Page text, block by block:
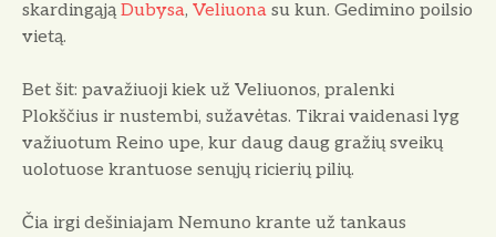
skardingąją Duby­sa, Veliuona su kun. Gedimino poilsio
vietą.
Bet šit: pavažiuoji kiek už Veliuo­nos, pralenki
Plokščius ir nustembi, su­žavėtas. Tikrai vaidenasi lyg
važiuo­tum Reino upe, kur daug daug gražių sveikų
uolotuose krantuose senųjų ricierių pilių.
Čia irgi dešiniajam Nemuno krante už tankaus